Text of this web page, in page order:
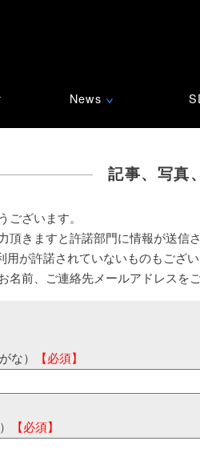
News ∨
記事、写真
ございます。
頂きますと許諾部門に情報が送信
用が許諾されていないものもござ
名前、ご連絡先メールアドレスを
な） 【必須】
【必須】